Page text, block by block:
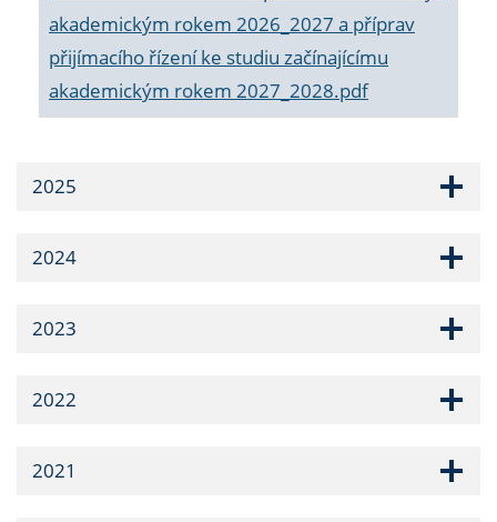
akademickým rokem 2026_2027 a příprav
přijímacího řízení ke studiu začínajícímu
akademickým rokem 2027_2028.pdf
2025
2024
2023
2022
2021